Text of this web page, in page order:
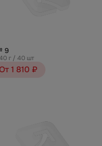
9
г / 40 шт
1 810 ₽